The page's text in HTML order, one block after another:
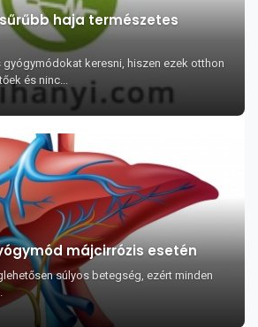
haja természetes
gyógymódokat keresni, hiszen ezek otthon
és ninc...
májcirrózis esetén
súlyos betegség, ezért minden